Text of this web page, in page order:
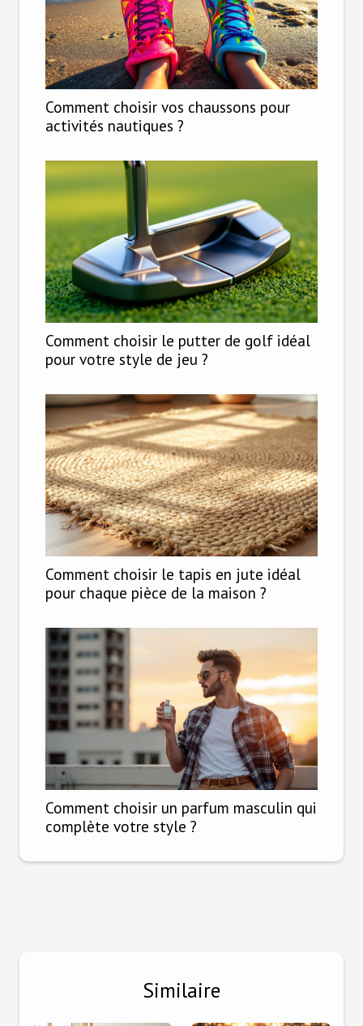
Comment choisir vos chaussons pour
activités nautiques ?
Comment choisir le putter de golf idéal
pour votre style de jeu ?
Comment choisir le tapis en jute idéal
pour chaque pièce de la maison ?
Comment choisir un parfum masculin qui
complète votre style ?
Similaire